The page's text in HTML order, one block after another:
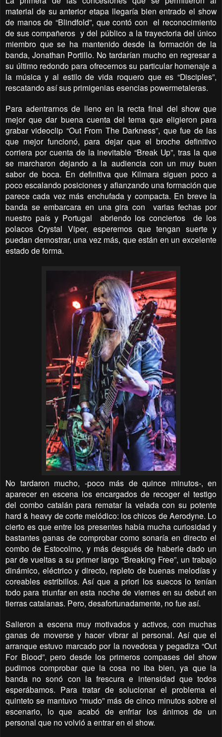
material de su anterior etapa llegaría bien entrado el show
de manos de “Blindfold”, que contó con el reconocimiento
de sus compañeros y del público a la trayectoria del único
miembro que se ha mantenido desde la formación de la
banda, Jonathan Portillo. No tardarían mucho en regresar a
su último redondo para ofrecernos su particular homenaje a
la música y al estilo de vida roquero que es “Disciples”,
rescatando así sus primigenias esencias powermetaleras.
Para adentrarnos de lleno en la recta final del show que
mejor que dar buena cuenta del tema que eligieron para
grabar videoclip “Out From The Darkness”, que fue de las
que mejor funcionó, para dejar que el broche definitivo
corriera por cuenta de la inevitable “Break Up”, tras la que
se marcharon dejando a la audiencia con un muy buen
sabor de boca. En definitiva que Kilmara siguen poco a
poco escalando posiciones y afianzando una formación que
parece cada vez más enchufada y compacta. En breve la
banda se embarcara en una gira con varias fechas por
nuestro país y Portugal abriendo los conciertos de los
polacos Crystal Viper, esperemos que tengan suerte y
puedan demostrar, una vez más, que están en un excelente
estado de forma.
No tardaron mucho, -poco más de quince minutos-, en
aparecer en escena los encargados de recoger el testigo
del combo catalán para rematar la velada con su potente
hard & heavy de corte melódico: los chicos de Aerodyne. Lo
cierto es que entre los presentes había mucha curiosidad y
bastantes ganas de comprobar como sonaría en directo el
combo de Estocolmo, y más después de haberle dado un
par de vueltas a su primer largo “Breaking Free”, un trabajo
dinámico, eléctrico y directo, repleto de buenas melodías y
coreables estribillos. Así que a priori los suecos lo tenían
todo para triunfar en esta noche de viernes en su debut en
tierras catalanas. Pero, desafortunadamente, no fue así.
Salieron a escena muy motivados y activos, con muchas
ganas de moverse y hacer vibrar al personal. Así que el
arranque estuvo marcado por la novedosa y pegadiza “Out
For Blood”, pero desde los primeros compases del show
pudimos comprobar que la cosa no iba bien, ya que la
banda no sonó con la frescura e intensidad que todos
esperábamos. Para tratar de solucionar el problema el
quinteto se mantuvo “mudo” más de cinco minutos sobre el
escenario, lo que acabó de enfriar los ánimos de un
personal que no volvió a entrar en el show.